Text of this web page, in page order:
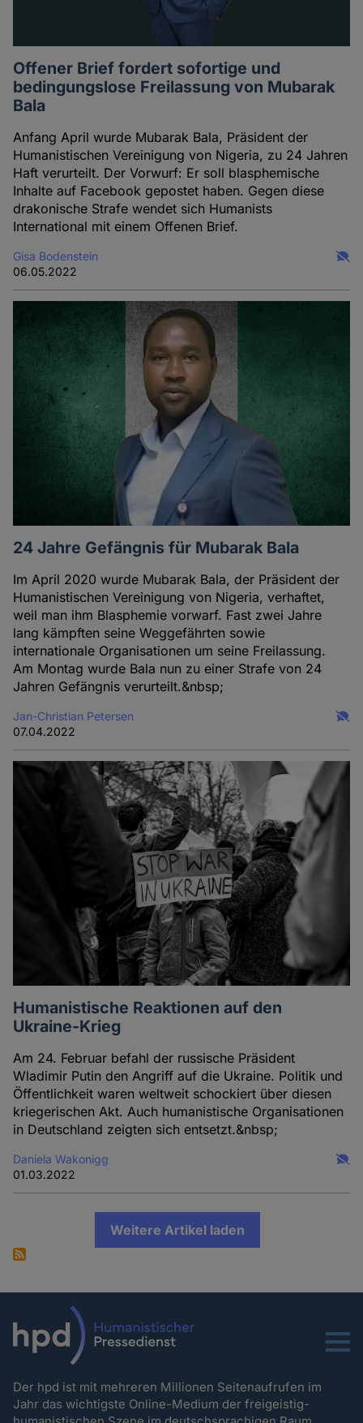
Offener Brief fordert sofortige und
bedingungslose Freilassung von Mubarak
Bala
Anfang April wurde Mubarak Bala, Präsident der
Humanistischen Vereinigung von Nigeria, zu 24 Jahren
Haft verurteilt. Der Vorwurf: Er soll blasphemische
Inhalte auf Facebook gepostet haben. Gegen diese
drakonische Strafe wendet sich Humanists
International mit einem Offenen Brief.
Gisa Bodenstein
06.05.2022
24 Jahre Gefängnis für Mubarak Bala
Im April 2020 wurde Mubarak Bala, der Präsident der
Humanistischen Vereinigung von Nigeria, verhaftet,
weil man ihm Blasphemie vorwarf. Fast zwei Jahre
lang kämpften seine Weggefährten sowie
internationale Organisationen um seine Freilassung.
Am Montag wurde Bala nun zu einer Strafe von 24
Jahren Gefängnis verurteilt.&nbsp;
Jan-Christian Petersen
07.04.2022
Humanistische Reaktionen auf den
Ukraine-Krieg
Am 24. Februar befahl der russische Präsident
Wladimir Putin den Angriff auf die Ukraine. Politik und
Öffentlichkeit waren weltweit schockiert über diesen
kriegerischen Akt. Auch humanistische Organisationen
in Deutschland zeigten sich entsetzt.&nbsp;
Daniela Wakonigg
01.03.2022
Weitere Artikel laden
Menu
Der hpd ist mit mehreren Millionen Seitenaufrufen im
Jahr das wichtigste Online-Medium der freigeistig-